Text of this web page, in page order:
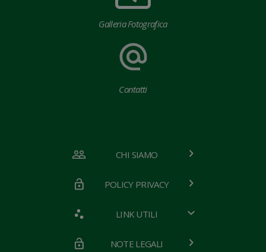
Galleria Fotografica
Contatti
CHI SIAMO
POLICY PRIVACY
LINK UTILI
NOTE LEGALI